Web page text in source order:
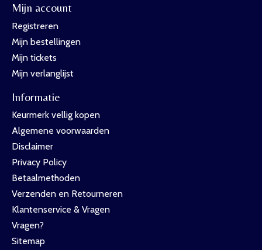
Mijn account
Registreren
Mijn bestellingen
Mijn tickets
Mijn verlanglijst
Informatie
Keurmerk vellig kopen
Algemene voorwaarden
Disclaimer
Privacy Policy
Betaalmethoden
Verzenden en Retourneren
Klantenservice & Vragen
Vragen?
Sitemap